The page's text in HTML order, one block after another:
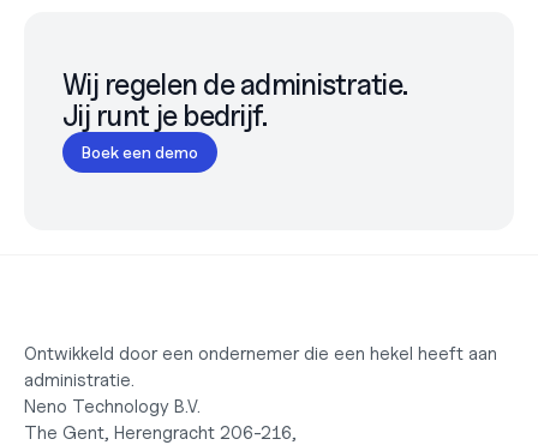
Wij regelen de administratie.
Jij runt je bedrijf.
Boek een demo
Ontwikkeld door een ondernemer die een hekel heeft aan
administratie.
Neno Technology B.V.
The Gent, Herengracht 206-216,